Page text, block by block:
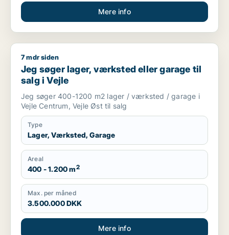
Mere info
Jeg søger lager, værksted eller garage til salg i Vejle
7 mdr siden
Jeg søger lager, værksted eller garage til
salg i Vejle
Jeg søger 400-1200 m2 lager / værksted / garage i
Vejle Centrum, Vejle Øst til salg
Type
Lager, Værksted, Garage
Areal
400 - 1.200 m2
Max. per måned
3.500.000 DKK
Mere info